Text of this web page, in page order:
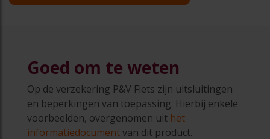
Goed om te weten
Op de verzekering P&V Fiets zijn uitsluitingen
en beperkingen van toepassing. Hierbij enkele
voorbeelden, overgenomen uit het
informatiedocumentvan dit product.